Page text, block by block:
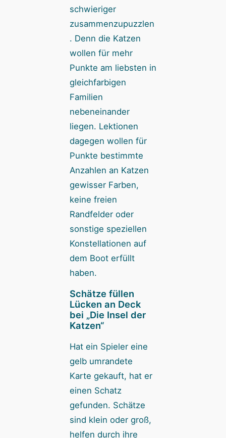
schwieriger
zusammenzupuzzlen
. Denn die Katzen
wollen für mehr
Punkte am liebsten in
gleichfarbigen
Familien
nebeneinander
liegen. Lektionen
dagegen wollen für
Punkte bestimmte
Anzahlen an Katzen
gewisser Farben,
keine freien
Randfelder oder
sonstige speziellen
Konstellationen auf
dem Boot erfüllt
haben.
Schätze füllen
Lücken an Deck
bei „Die Insel der
Katzen“
Hat ein Spieler eine
gelb umrandete
Karte gekauft, hat er
einen Schatz
gefunden. Schätze
sind klein oder groß,
helfen durch ihre